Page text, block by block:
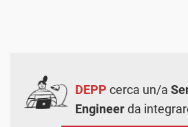
DEPP cerca un/a
Engineerda